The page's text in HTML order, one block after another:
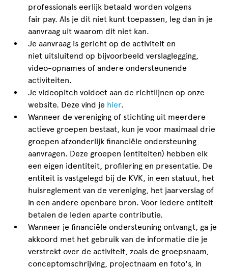
professionals eerlijk betaald worden volgens
fair pay. Als je dit niet kunt toepassen, leg dan in je
aanvraag uit waarom dit niet kan.
Je aanvraag is gericht op de activiteit en
niet uitsluitend op bijvoorbeeld verslaglegging,
video-opnames of andere ondersteunende
activiteiten.
Je videopitch voldoet aan de richtlijnen op onze
website. Deze vind je hier.
Wanneer de vereniging of stichting uit meerdere
actieve groepen bestaat, kun je voor maximaal drie
groepen afzonderlijk financiële ondersteuning
aanvragen. Deze groepen (entiteiten) hebben elk
een eigen identiteit, profilering en presentatie. De
entiteit is vastgelegd bij de KVK, in een statuut, het
huisreglement van de vereniging, het jaarverslag of
in een andere openbare bron. Voor iedere entiteit
betalen de leden aparte contributie.
Wanneer je financiële ondersteuning ontvangt, ga je
akkoord met het gebruik van de informatie die je
verstrekt over de activiteit, zoals de groepsnaam,
conceptomschrijving, projectnaam en foto's, in